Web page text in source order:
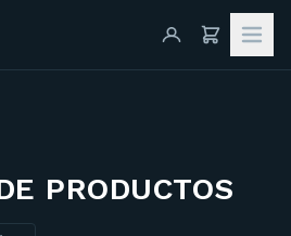
PRODUCTOS